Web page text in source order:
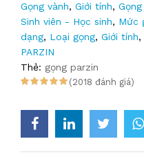
Gọng vành, Giới tính,
Sinh viên - Học sinh, Mức
dạng, Loại gọng, Giới tính,
PARZIN
Thẻ: gọng parzin
(2018 đánh giá)